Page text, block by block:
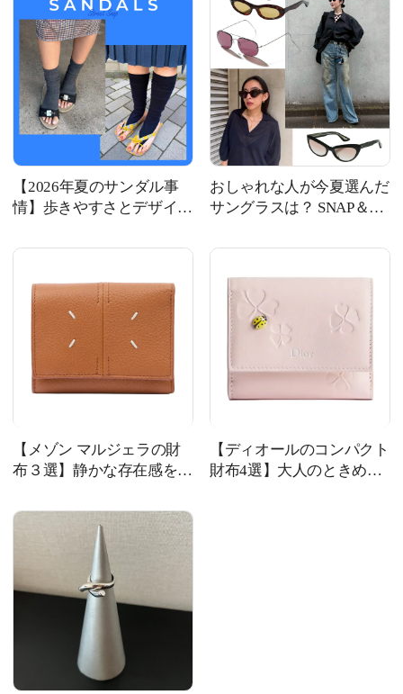
【2026年夏のサンダル事
情】歩きやすさとデザイン
の相棒サンダルは？
おしゃれな人が今夏選んだ
サングラスは？ SNAP＆最
【メゾン マルジェラの財
布３選】静かな存在感を放
【ディオールのコンパクト
財布4選】大人のときめき